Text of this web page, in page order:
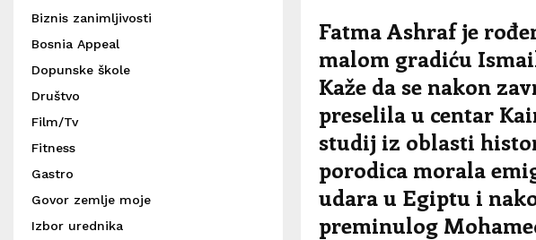
Fatma Ashraf je
malom gradiću
Kaže da se nakon
preselila u centar
studij iz oblasti
porodica morala
udara u Egiptu i
preminulog
Biznis zanimljivosti
Bosnia Appeal
Dopunske škole
Društvo
Film/Tv
Fitness
Gastro
Govor zemlje moje
Izbor urednika